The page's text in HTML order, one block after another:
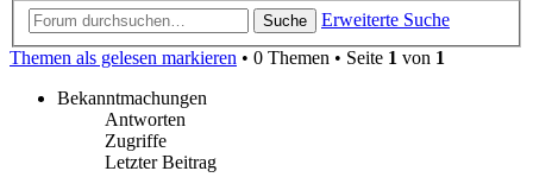
Suche
Erweiterte Suche
Themen als gelesen markieren • 0 Themen • Seite 1 von 1
Bekanntmachungen
Antworten
Zugriffe
Letzter Beitrag